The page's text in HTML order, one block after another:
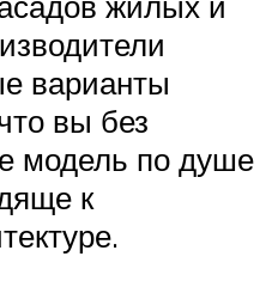
варианты
вы без
модель по душе
к